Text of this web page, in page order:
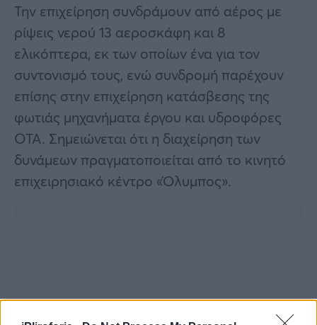
Την επιχείρηση συνδράμουν από αέρος με
ρίψεις νερού 13 αεροσκάφη και 8
ελικόπτερα, εκ των οποίων ένα για τον
συντονισμό τους, ενώ συνδρομή παρέχουν
επίσης στην επιχείρηση κατάσβεσης της
φωτιάς μηχανήματα έργου και υδροφόρες
ΟΤΑ. Σημειώνεται ότι η διαχείρηση των
δυνάμεων πραγματοποιείται από το κινητό
επιχειρησιακό κέντρο «Όλυμπος».